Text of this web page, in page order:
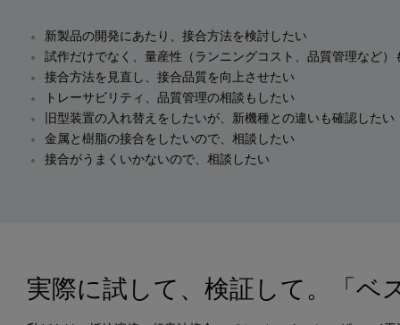
新製品の開発にあたり、接合方法を検討したい
試作だけでなく、量産性（ランニングコスト、品質管理など）
接合方法を見直し、接合品質を向上させたい
トレーサビリティ、品質管理の相談もしたい
旧型装置の入れ替えをしたいが、新機種との違いも確認したい
金属と樹脂の接合をしたいので、相談したい
接合がうまくいかないので、相談したい
実際に試して、検証して。「ベ